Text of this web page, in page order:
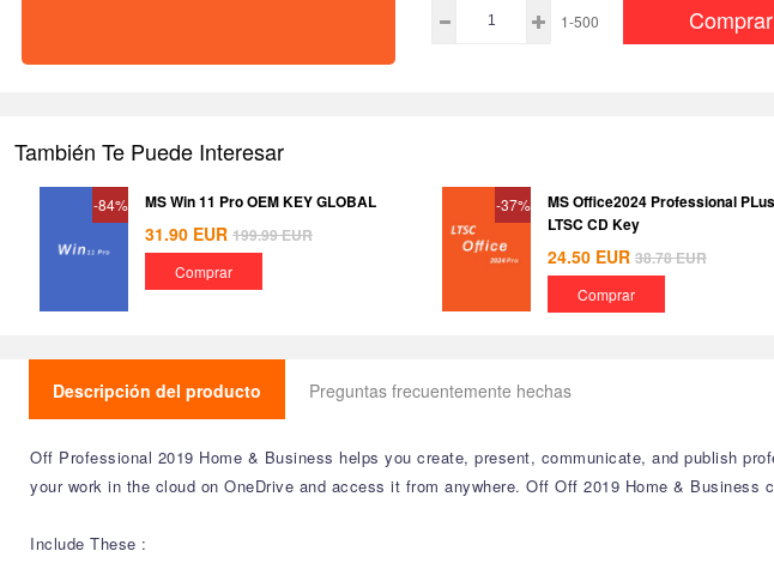
1-500 Comprar
También Te Puede Interesar
-84% MS Win 11 Pro OEM KEY GLOBAL
31.90 EUR 199.99EUR
Comprar
-37%
MS Office2024 Professional PLus
LTSC CD Key
24.50 EUR 38.78EUR
Comprar
Descripción del producto Preguntas frecuentemente hechas
Off Professional 2019 Home & Business helps you create, present, communicate, and publish
your work in the cloud on OneDrive and access it from anywhere. Off Off 2019 Home & Business
Include These :